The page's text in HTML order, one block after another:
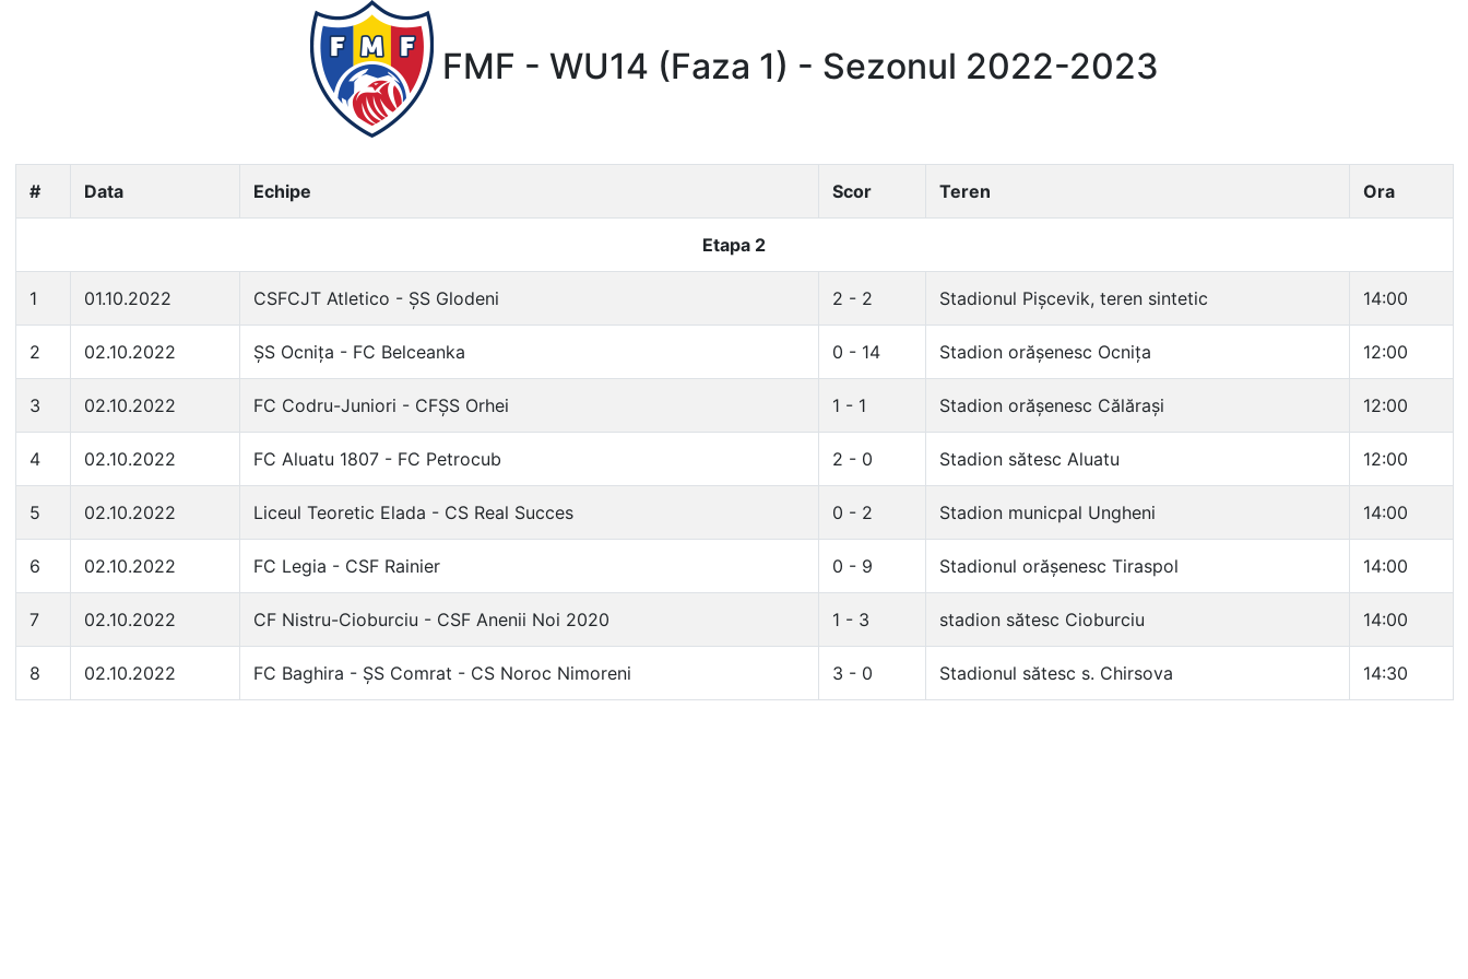
FMF - WU14 (Faza 1) - Sezonul 2022-2023
# Data Echipe Scor Teren Ora
Etapa 2
1 01.10.2022 CSFCJT Atletico - ȘS Glodeni 2 - 2 Stadionul Pișcevik, teren sintetic 14:00
2 02.10.2022 ȘS Ocnița - FC Belceanka 0 - 14 Stadion orășenesc Ocnița 12:00
3 02.10.2022 FC Codru-Juniori - CFȘS Orhei 1 - 1 Stadion orășenesc Călărași 12:00
4 02.10.2022 FC Aluatu 1807 - FC Petrocub 2 - 0 Stadion sătesc Aluatu 12:00
5 02.10.2022 Liceul Teoretic Elada - CS Real Succes 0 - 2 Stadion municpal Ungheni 14:00
6 02.10.2022 FC Legia - CSF Rainier 0 - 9 Stadionul orășenesc Tiraspol 14:00
7 02.10.2022 CF Nistru-Cioburciu - CSF Anenii Noi 2020 1 - 3 stadion sătesc Cioburciu 14:00
8 02.10.2022 FC Baghira - ȘS Comrat - CS Noroc Nimoreni 3 - 0 Stadionul sătesc s. Chirsova 14:30